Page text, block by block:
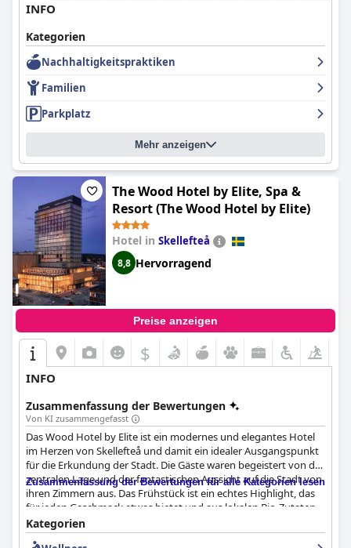
INFO
Kategorien
Nachhaltigkeitspraktiken
Familien
Parkplatz
Mehr anzeigen
The Wood Hotel by Elite, Spa &
Resort (The Wood Hotel by Elite)
Hotel in Skellefteå
8,8 Hervorragend
Preise anzeigen
$
INFO
Zusammenfassung der Bewertungen
Von KI zusammengefasst
Das Wood Hotel by Elite ist ein modernes und elegantes Hotel
im Herzen von Skellefteå und damit ein idealer Ausgangspunkt
für die Erkundung der Stadt. Die Gäste waren begeistert von der
zentralen Lage und der fantastischen Aussicht auf die Stadt von
ihren Zimmern aus. Das Frühstück ist ein echtes Highlight, das
für jeden Geschmack etwas bietet und aus lokalen Bio-Zutaten
besteht. Das Essen in den verschiedenen Restaurants des Hotels
wurde unterschiedlich bewertet, aber die meisten Gäste waren
Zusammenfassung der Bewertungen für alle Kategorien lesen
Kategorien